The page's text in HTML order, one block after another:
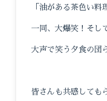
「油がある茶色い料
一同、大爆笑！そし
大声で笑う夕食の団
皆さんも共感しても